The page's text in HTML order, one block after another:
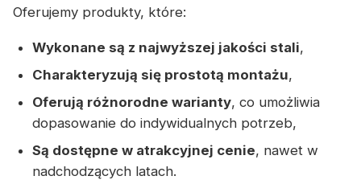
Oferujemy produkty, które:
Wykonane są z najwyższej jakości stali,
Charakteryzują się prostotą montażu,
Oferują różnorodne warianty, co umożliwia
dopasowanie do indywidualnych potrzeb,
Są dostępne w atrakcyjnej cenie, nawet w
nadchodzących latach.